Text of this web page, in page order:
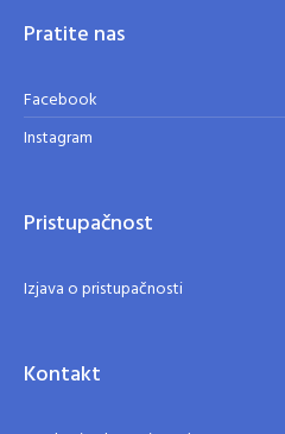
Pratite nas
Facebook
Instagram
Pristupačnost
Izjava o pristupačnosti
Kontakt